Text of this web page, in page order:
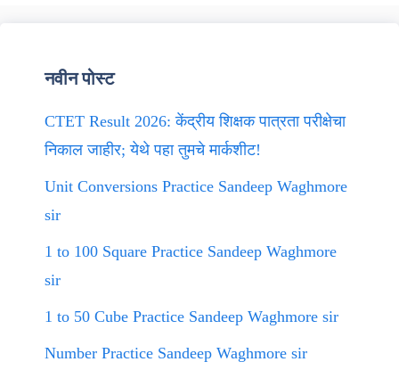
नवीन पोस्ट
CTET Result 2026: केंद्रीय शिक्षक पात्रता परीक्षेचा
निकाल जाहीर; येथे पहा तुमचे मार्कशीट!
Unit Conversions Practice Sandeep Waghmore
sir
1 to 100 Square Practice Sandeep Waghmore
sir
1 to 50 Cube Practice Sandeep Waghmore sir
Number Practice Sandeep Waghmore sir